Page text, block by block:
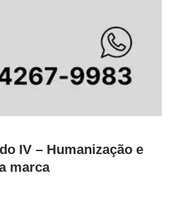
IV – Humanização e
marca